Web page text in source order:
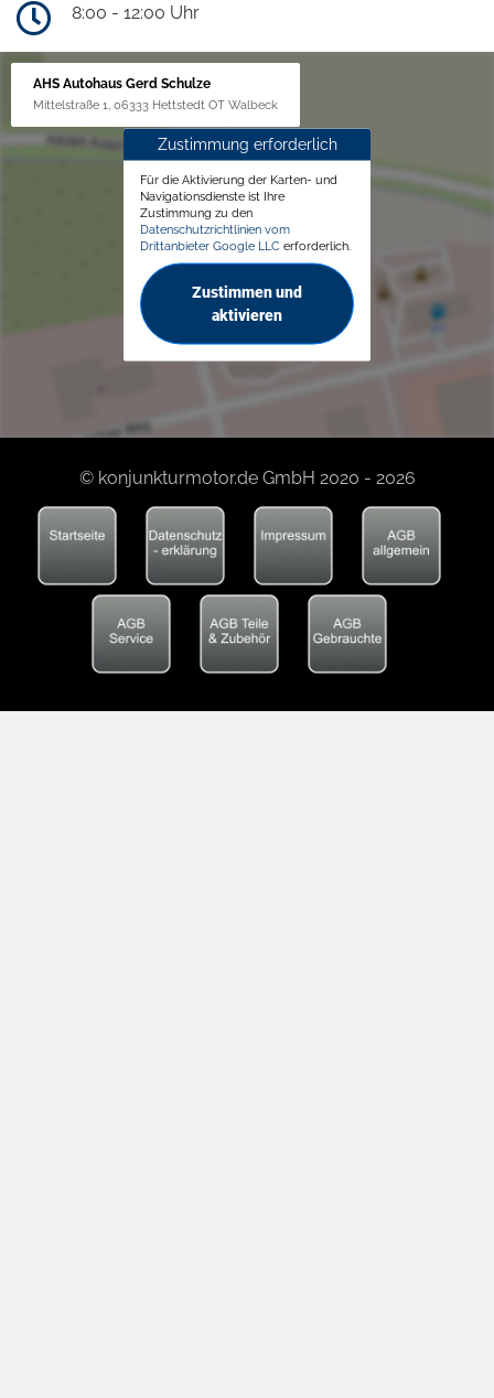
8:00 - 12:00 Uhr
AHS Autohaus Gerd Schulze
Mittelstraße 1, 06333 Hettstedt OT Walbeck
Zustimmung erforderlich
Für die Aktivierung der Karten- und
Navigationsdienste ist Ihre
Zustimmung zu den
Datenschutzrichtlinien vom
Drittanbieter Google LLC erforderlich.
Zustimmen und
aktivieren
© konjunkturmotor.de GmbH 2020 - 2026